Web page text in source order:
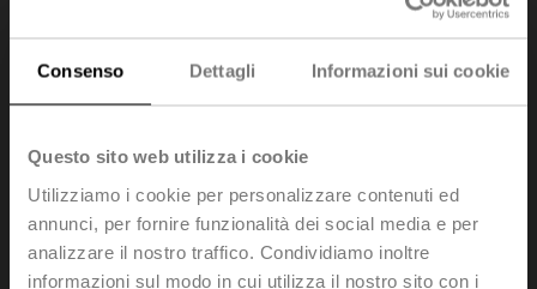
Consenso Dettagli Informazioni sui cookie
Questo sito web utilizza i cookie
Utilizziamo i cookie per personalizzare contenuti ed
annunci, per fornire funzionalità dei social media e per
analizzare il nostro traffico. Condividiamo inoltre
informazioni sul modo in cui utilizza il nostro sito con i
H6015XP4-
S2+SV24A-TPC